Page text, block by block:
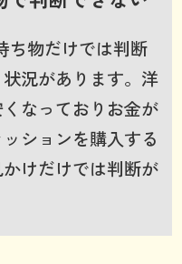
ち物だけでは判断
況があります。洋
なっておりお金が
ションを購入する
けだけでは判断が